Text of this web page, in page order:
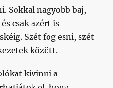
Sokkal nagyobb baj,
csak azért is
Szét fog esni, szét
között.
kivinni a